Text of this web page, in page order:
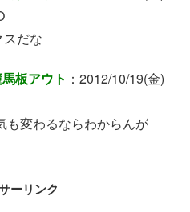
だな
板アウト ：2012/10/19(金)
も変わるならわからんが
ーリンク